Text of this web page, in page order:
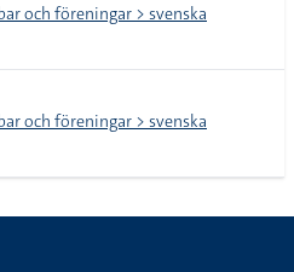
och föreningar > svenska
och föreningar > svenska